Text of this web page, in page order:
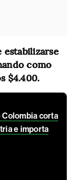
estabilizarse
como
$4.400.
Colombia corta
e importa